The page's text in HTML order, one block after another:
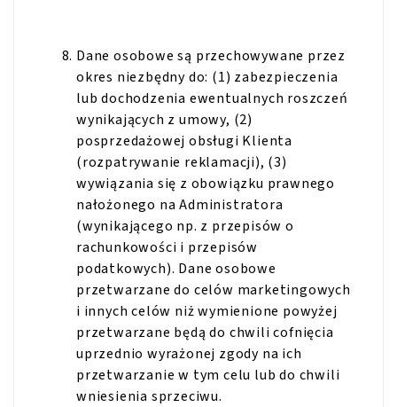
Dane osobowe są przechowywane przez
okres niezbędny do: (1) zabezpieczenia
lub dochodzenia ewentualnych roszczeń
wynikających z umowy, (2)
posprzedażowej obsługi Klienta
(rozpatrywanie reklamacji), (3)
wywiązania się z obowiązku prawnego
nałożonego na Administratora
(wynikającego np. z przepisów o
rachunkowości i przepisów
podatkowych). Dane osobowe
przetwarzane do celów marketingowych
i innych celów niż wymienione powyżej
przetwarzane będą do chwili cofnięcia
uprzednio wyrażonej zgody na ich
przetwarzanie w tym celu lub do chwili
wniesienia sprzeciwu.